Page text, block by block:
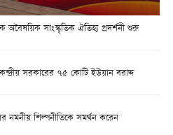
অবৈষয়িক সাংস্কৃতিক ঐতিহ্য প্রদর্শনী শুরু
সরকারের ৭৫ কোটি ইউয়ান বরাদ্দ
নমনীয় শিল্পনীতিকে সমর্থন করেন